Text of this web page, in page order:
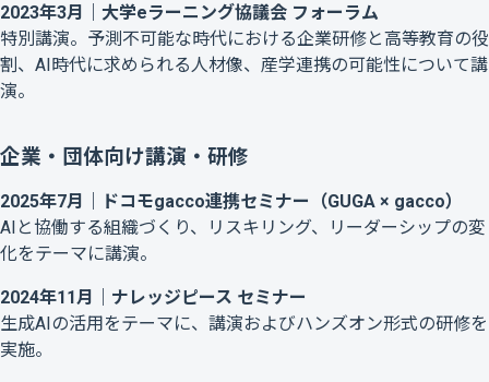
2023年3月｜大学eラーニング協議会 フォーラム
特別講演。予測不可能な時代における企業研修と高等教育の役
割、AI時代に求められる人材像、産学連携の可能性について講
演。
企業・団体向け講演・研修
2025年7月｜ドコモgacco連携セミナー（GUGA × gacco）
AIと協働する組織づくり、リスキリング、リーダーシップの変
化をテーマに講演。
2024年11月｜ナレッジピース セミナー
生成AIの活用をテーマに、講演およびハンズオン形式の研修を
実施。